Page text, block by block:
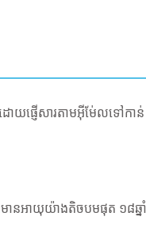
យផ្ញើសារតាមអ៊ីម់ែលទៅកាន់
ានអាយុយ៉ាងតិចបមផុត ១៨ឆ្ន